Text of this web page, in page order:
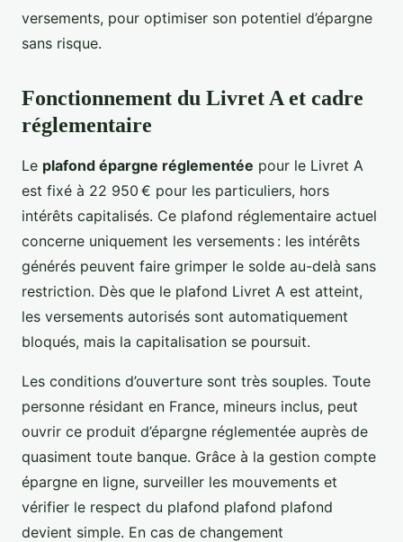
versements, pour optimiser son potentiel d’épargne
sans risque.
Fonctionnement du Livret A et cadre
réglementaire
Le plafond épargne réglementée pour le Livret A
est fixé à 22 950 € pour les particuliers, hors
intérêts capitalisés. Ce plafond réglementaire actuel
concerne uniquement les versements : les intérêts
générés peuvent faire grimper le solde au-delà sans
restriction. Dès que le plafond Livret A est atteint,
les versements autorisés sont automatiquement
bloqués, mais la capitalisation se poursuit.
Les conditions d’ouverture sont très souples. Toute
personne résidant en France, mineurs inclus, peut
ouvrir ce produit d’épargne réglementée auprès de
quasiment toute banque. Grâce à la gestion compte
épargne en ligne, surveiller les mouvements et
vérifier le respect du plafond plafond plafond
devient simple. En cas de changement